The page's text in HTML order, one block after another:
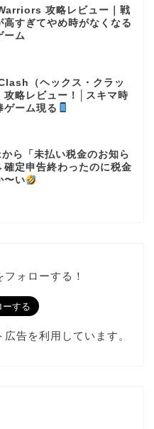
攻略レビュー｜戦
高すぎてやめ時がなくなる
ーム
（ヘックス・クラッ
攻略レビュー！│スキマ時
ゲーム現る
ら「未払い税金のお知ら
定申告終わったのに税金
〜い
ォローする！
告を利用しています。